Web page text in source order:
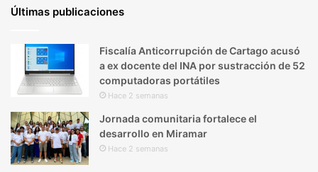
Últimas publicaciones
Fiscalía Anticorrupción de Cartago acusó
a ex docente del INA por sustracción de 52
computadoras portátiles
Hace 2 semanas
Jornada comunitaria fortalece el
desarrollo en Miramar
Hace 2 semanas